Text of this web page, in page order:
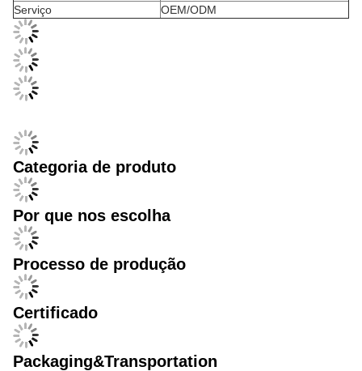
Serviço
OEM/ODM
Categoria de produto
Por que nos escolha
Processo de produção
Certificado
Packaging&Transportation